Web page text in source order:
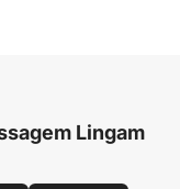
Lingam